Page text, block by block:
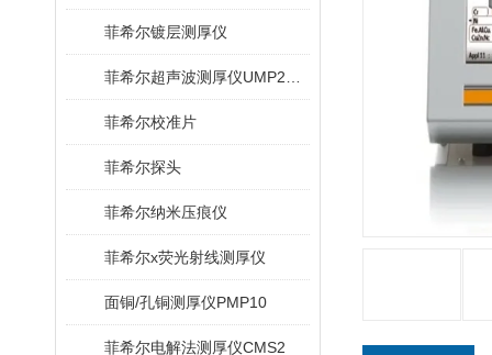
菲希尔镀层测厚仪
菲希尔校准片
菲希尔探头
菲希尔纳米压痕仪
菲希尔x荧光射线测厚仪
面铜/孔铜测厚仪PMP10
菲希尔电解法测厚仪CMS2